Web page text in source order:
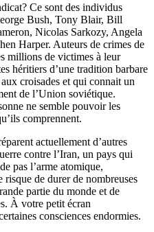
Ce sont des individus
Bush, Tony Blair, Bill
Nicolas Sarkozy, Angela
Harper. Auteurs de crimes de
millions de victimes à leur
héritiers d’une tradition barbare
croisades et qui connait un
de l’Union soviétique.
ne semble pouvoir les
comprennent.
actuellement d’autres
contre l’Iran, un pays qui
pas l’arme atomique,
de durer de nombreuses
partie du monde et de
À votre petit écran
consciences endormies.